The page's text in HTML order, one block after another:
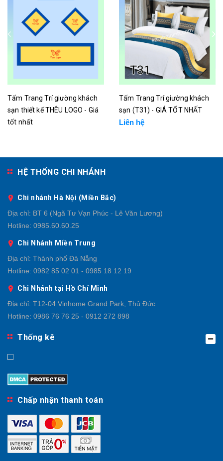
Tấm Trang Trí giường khách
sạn thiết kế THÊU LOGO - Giá
tốt nhất
Tấm Trang Trí giường khách
sạn (T31) - GIÁ TỐT NHẤT
Liên hệ
HỆ THỐNG CHI NHÁNH
Chi nhánh Hà Nội (Miền Bắc)
Địa chỉ: BT 6 (Ngã Tư Vạn Phúc - Lê Văn Lương)
Hotline: 0985.60.60.25
Chi Nhánh Miền Trung
Địa chỉ: Thành phố Đà Nẵng
Hotline: 0982 85 02 01 - 0985 18 12 19
Chi Nhánh tại Hồ Chí Minh
Địa chỉ: T12-04 Vinhome Grand Park, Thủ Đức
Hotline: 0986 76 76 25 - 0912 272 898
Thống kê
Chấp nhận thanh toán